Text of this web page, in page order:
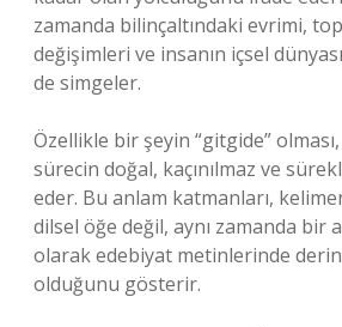
zamanda bilinçaltındaki evrimi,
değişimleri ve insanın içsel
de simgeler.
Özellikle bir şeyin “gitgide”
sürecin doğal, kaçınılmaz ve
eder. Bu anlam katmanları,
dilsel öğe değil, aynı zamanda bir
olarak edebiyat metinlerinde
olduğunu gösterir.